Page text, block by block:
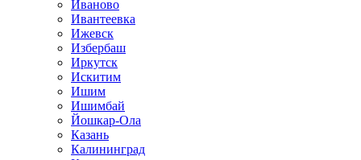
Иваново
Ивантеевка
Ижевск
Избербаш
Иркутск
Искитим
Ишим
Ишимбай
Йошкар-Ола
Казань
Калининград